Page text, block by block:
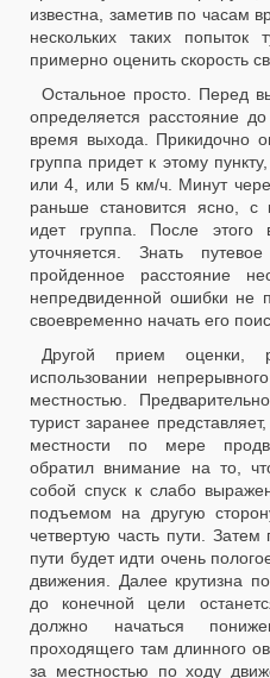
известна, заметив по часам
нескольких таких попыток
примерно оценить скорость
Остальное просто. Перед
определяется расстояние
время выхода. Прикидочно
группа придет к этому
или 4, или 5 км/ч. Минут
раньше становится ясно, с
идет группа. После этого
уточняется. Знать
пройденное расстояние
непредвиденной ошибки не
своевременно начать его
Другой прием оценки,
использовании
местностью.
турист заранее
местности по мере
обратил внимание на то,
собой спуск к слабо
подъемом на другую
четвертую часть пути.
пути будет идти очень
движения. Далее крутизна
до конечной цели
должно начаться
проходящего там длинного
за местностью по ходу